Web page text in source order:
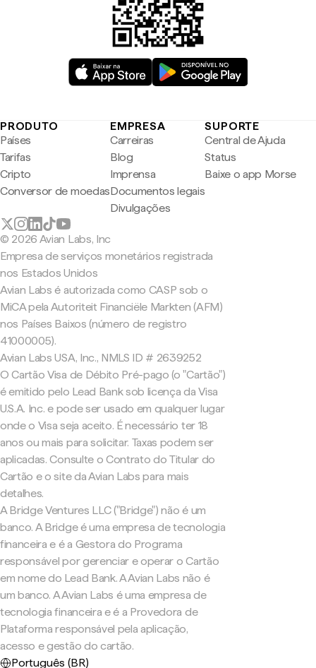
PRODUTO
Países
Tarifas
Cripto
Conversor de moedas
EMPRESA
Carreiras
Blog
Imprensa
Documentos legais
Divulgações
SUPORTE
Central de Ajuda
Status
Baixe o app Morse
© 2026 Avian Labs, Inc
Empresa de serviços monetários registrada
nos Estados Unidos
Avian Labs é autorizada como CASP sob o
MiCA pela Autoriteit Financiële Markten (AFM)
nos Países Baixos (número de registro
41000005).
Avian Labs USA, Inc., NMLS ID # 2639252
O Cartão Visa de Débito Pré-pago (o "Cartão")
é emitido pelo Lead Bank sob licença da Visa
U.S.A. Inc. e pode ser usado em qualquer lugar
onde o Visa seja aceito. É necessário ter 18
anos ou mais para solicitar. Taxas podem ser
aplicadas. Consulte o Contrato do Titular do
Cartão e o site da Avian Labs para mais
detalhes.
A Bridge Ventures LLC ("Bridge") não é um
banco. A Bridge é uma empresa de tecnologia
financeira e é a Gestora do Programa
responsável por gerenciar e operar o Cartão
em nome do Lead Bank. A Avian Labs não é
um banco. A Avian Labs é uma empresa de
tecnologia financeira e é a Provedora de
Plataforma responsável pela aplicação,
acesso e gestão do cartão.
Português (BR)